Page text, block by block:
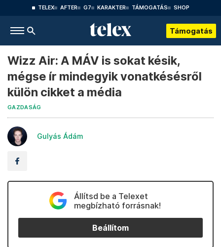
TELEX AFTER G7 KARAKTER TÁMOGATÁS SHOP
Támogatás
Wizz Air: A MÁV is sokat késik,
mégse ír mindegyik vonatkésésről
külön cikket a média
GAZDASÁG
Gulyás Ádám
Állítsd be a Telexet
megbízható forrásnak!
Beállítom